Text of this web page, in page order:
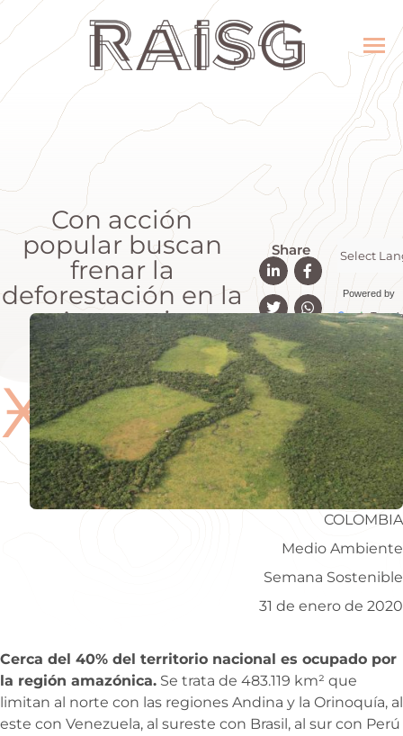
Con acción
popular buscan
frenar la
deforestación en la
Amazonia
colombiana
Share
Powered by
Ӿ
COLOMBIA
Medio Ambiente
Semana Sostenible
31 de enero de 2020
Cerca del 40% del territorio nacional es ocupado por
la región amazónica. Se trata de 483.119 km² que
limitan al norte con las regiones Andina y la Orinoquía, al
este con Venezuela, al sureste con Brasil, al sur con Perú